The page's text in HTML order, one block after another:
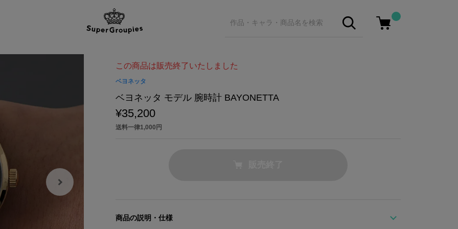
この商品は販売終了いたしました
ベヨネッタ
ベヨネッタ モデル 腕時計 BAYONETTA
¥35,200
送料一律1,000円
商品の説明・仕様